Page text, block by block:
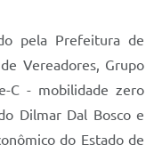
pela Prefeitura de
Vereadores, Grupo
C - mobilidade zero
Dilmar Dal Bosco e
do Estado de